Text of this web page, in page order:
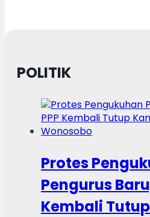
POLITIK
Protes
Pengurus
Kembali